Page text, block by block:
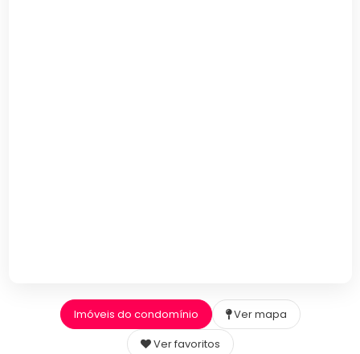
Imóveis do condomínio
Ver mapa
Ver favoritos